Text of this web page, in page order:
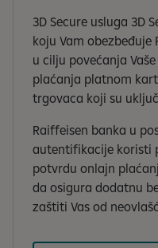
3D Secure usluga 3D
koju Vam obezbeđuje
u cilju povećanja
plaćanja platnom
trgovaca koji su
Raiffeisen banka u
autentifikacije koristi
potvrdu onlajn
da osigura dodatnu
zaštiti Vas od